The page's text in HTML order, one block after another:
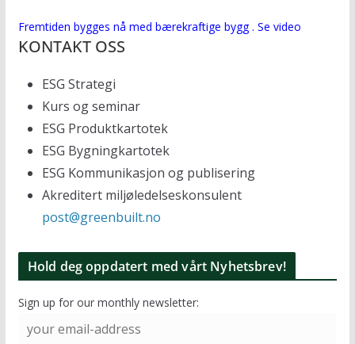
Fremtiden bygges nå med bærekraftige bygg . Se video
KONTAKT OSS
ESG Strategi
Kurs og seminar
ESG Produktkartotek
ESG Bygningkartotek
ESG Kommunikasjon og publisering
Akreditert miljøledelseskonsulent
post@greenbuilt.no
Hold deg oppdatert med vårt Nyhetsbrev!
Sign up for our monthly newsletter: